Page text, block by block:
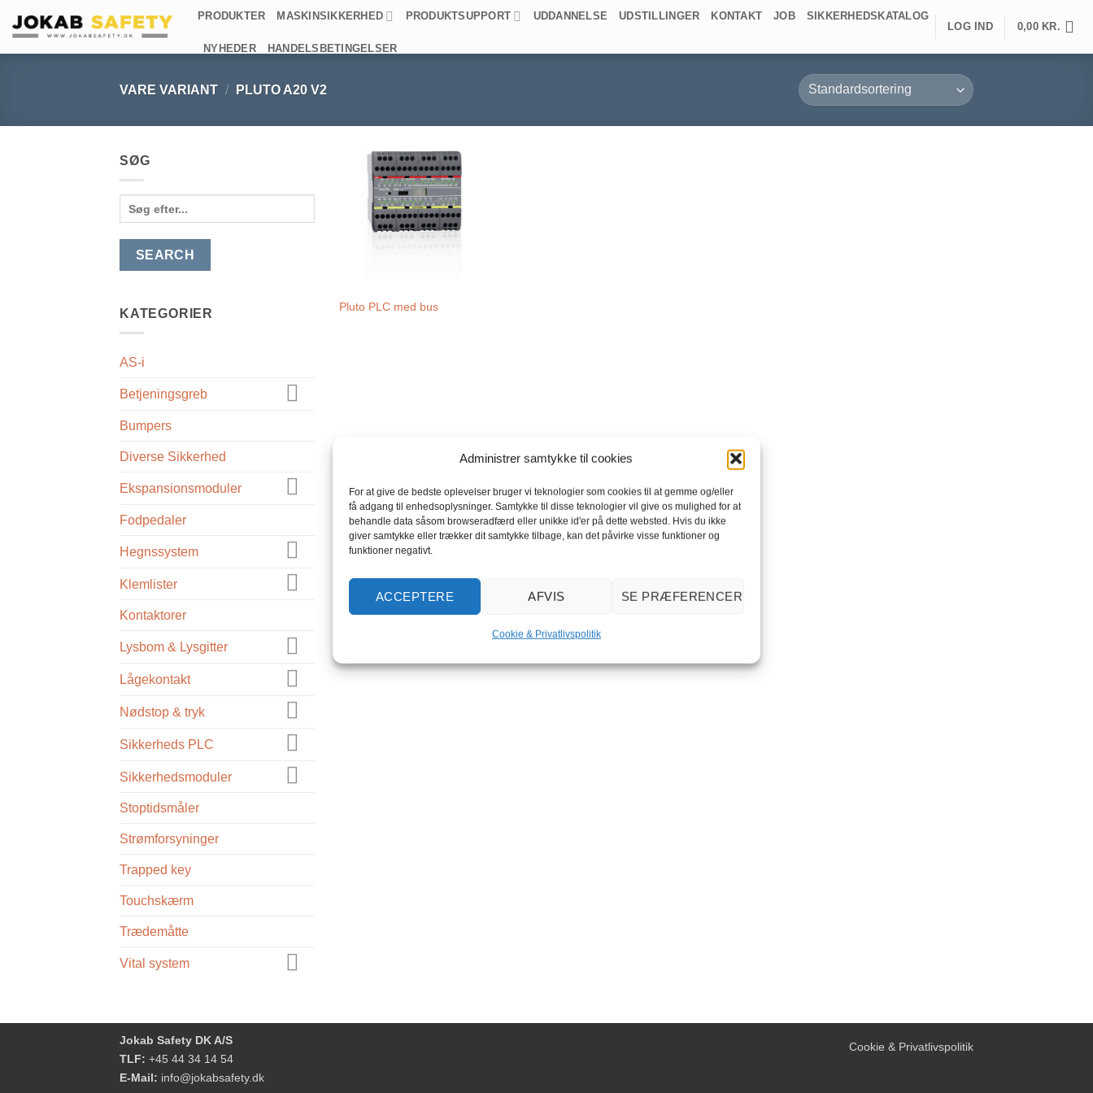
Administrer samtykke til cookies
For at give de bedste oplevelser bruger vi teknologier som cookies til at gemme og/eller
få adgang til enhedsoplysninger. Samtykke til disse teknologier vil give os mulighed for at
behandle data såsom browseradfærd eller unikke id'er på dette websted. Hvis du ikke
giver samtykke eller trækker dit samtykke tilbage, kan det påvirke visse funktioner og
funktioner negativt.
ACCEPTERE AFVIS SE PRÆFERENCER
Cookie & Privatlivspolitik
PRODUKTER MASKINSIKKERHED PRODUKTSUPPORT UDDANNELSE UDSTILLINGER KONTAKT JOB SIKKERHEDSKATALOG
NYHEDER HANDELSBETINGELSER
LOG IND 0,00 KR.
VARE VARIANT / PLUTO A20 V2
SØG
Search
for:
KATEGORIER
AS-i
Betjeningsgreb
Bumpers
Diverse Sikkerhed
Ekspansionsmoduler
Fodpedaler
Hegnssystem
Klemlister
Kontaktorer
Lysbom & Lysgitter
Lågekontakt
Nødstop & tryk
Sikkerheds PLC
Sikkerhedsmoduler
Stoptidsmåler
Strømforsyninger
Trapped key
Touchskærm
Trædemåtte
Vital system
Pluto PLC med bus
Cookie & Privatlivspolitik
Jokab Safety DK A/S
TLF: +45 44 34 14 54
E-Mail: info@jokabsafety.dk